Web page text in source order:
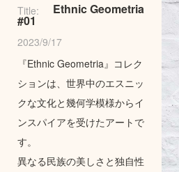
Title: Ethnic Geometria
#01
2023/9/17
『Ethnic Geometria』コレク
ションは、世界中のエスニッ
クな文化と幾何学模様からイ
ンスパイアを受けたアートで
す。
異なる民族の美しさと独自性